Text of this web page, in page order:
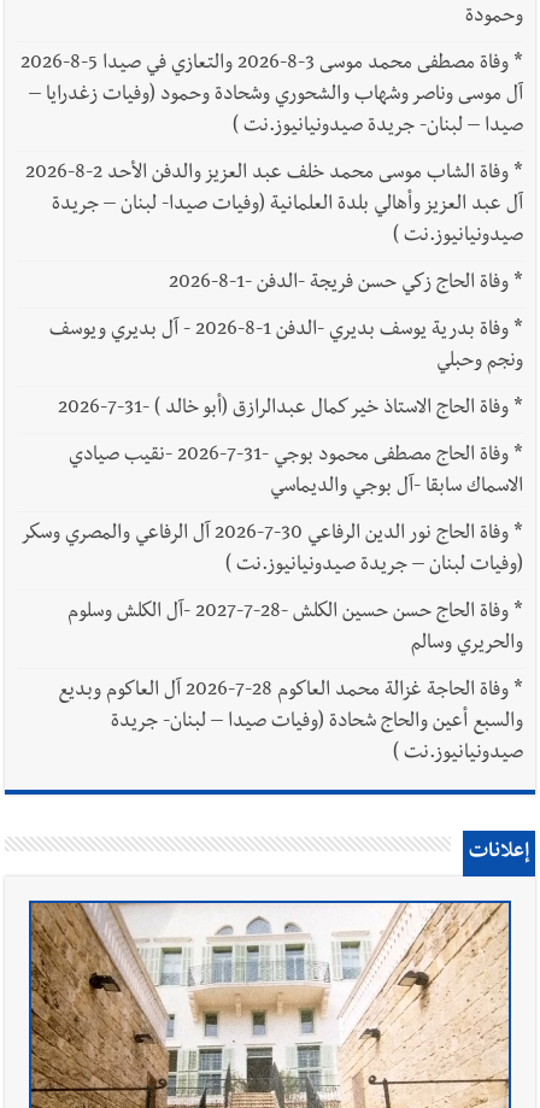
وحمودة
*
وفاة مصطفى محمد موسى 3-8-2026 والتعازي في صيدا 5-8-2026
آل موسى وناصر وشهاب والشحوري وشحادة وحمود (وفيات زغدرايا –
صيدا – لبنان- جريدة صيدونيانيوز.نت )
*
وفاة الشاب موسى محمد خلف عبد العزيز والدفن الأحد 2-8-2026
آل عبد العزيز وأهالي بلدة العلمانية (وفيات صيدا- لبنان – جريدة
صيدونيانيوز.نت )
*وفاة الحاج زكي حسن فريجة -الدفن -1-8-2026
*
وفاة بدرية يوسف بديري -الدفن 1-8-2026 - آل بديري ويوسف
ونجم وحبلي
*وفاة الحاج الاستاذ خير كمال عبدالرازق (أبو خالد ) -31-7-2026
*
وفاة الحاج مصطفى محمود بوجي -31-7-2026 -نقيب صيادي
الاسماك سابقا -آل بوجي والديماسي
*
وفاة الحاج نور الدين الرفاعي 30-7-2026 آل الرفاعي والمصري وسكر
(وفيات لبنان – جريدة صيدونيانيوز.نت )
*
وفاة الحاج حسن حسين الكلش -28-7-2027 -آل الكلش وسلوم
والحريري وسالم
*
وفاة الحاجة غزالة محمد العاكوم 28-7-2026 آل العاكوم وبديع
والسبع أعين والحاج شحادة (وفيات صيدا – لبنان- جريدة
صيدونيانيوز.نت )
إعلانات